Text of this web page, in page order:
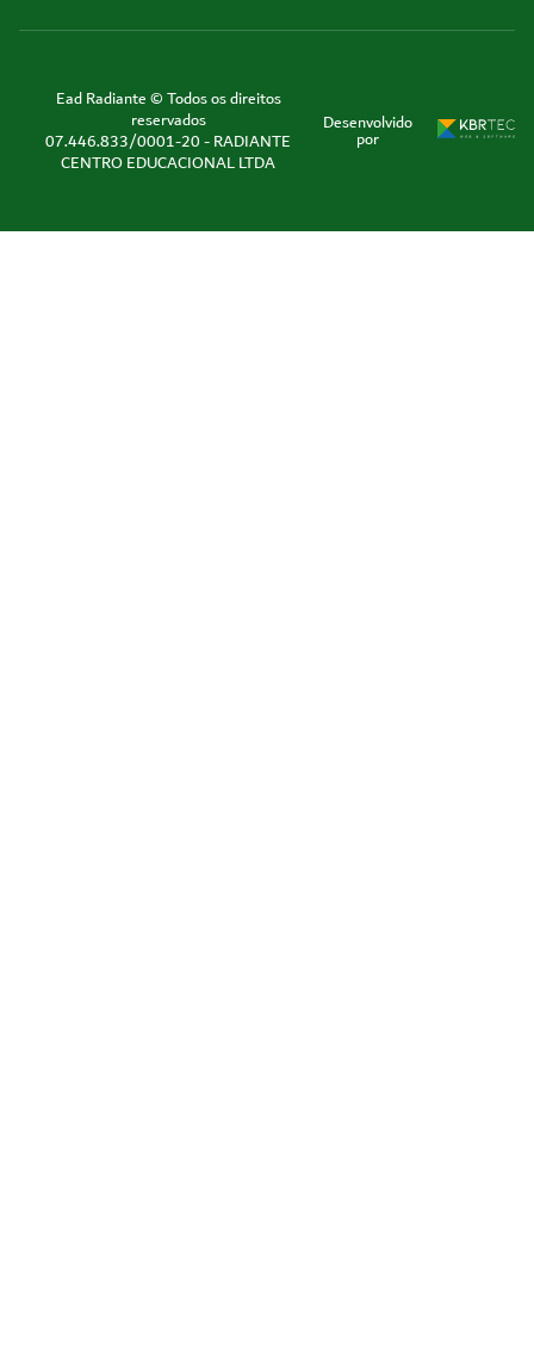
Ead Radiante © Todos os direitos
reservados
07.446.833/0001-20 - RADIANTE
CENTRO EDUCACIONAL LTDA
Desenvolvido
por